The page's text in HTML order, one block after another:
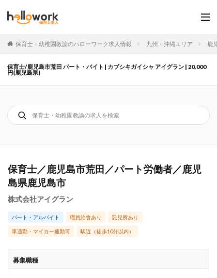
保育士・幼稚園教諭のハローワーク求人情報 九州・沖縄エリア 鹿
保育士/鹿児島市荒田 パート・バイト | カブシキガイシャ アイグラン | 20,000
円(鹿児島県)
保育士／鹿児島市荒田／パート労働者／鹿児
島県鹿児島市
株式会社アイグラン
パート・アルバイト 職員給食あり 託児所あり
車通勤・マイカー通勤可 駅近（徒歩10分以内）
募集職種